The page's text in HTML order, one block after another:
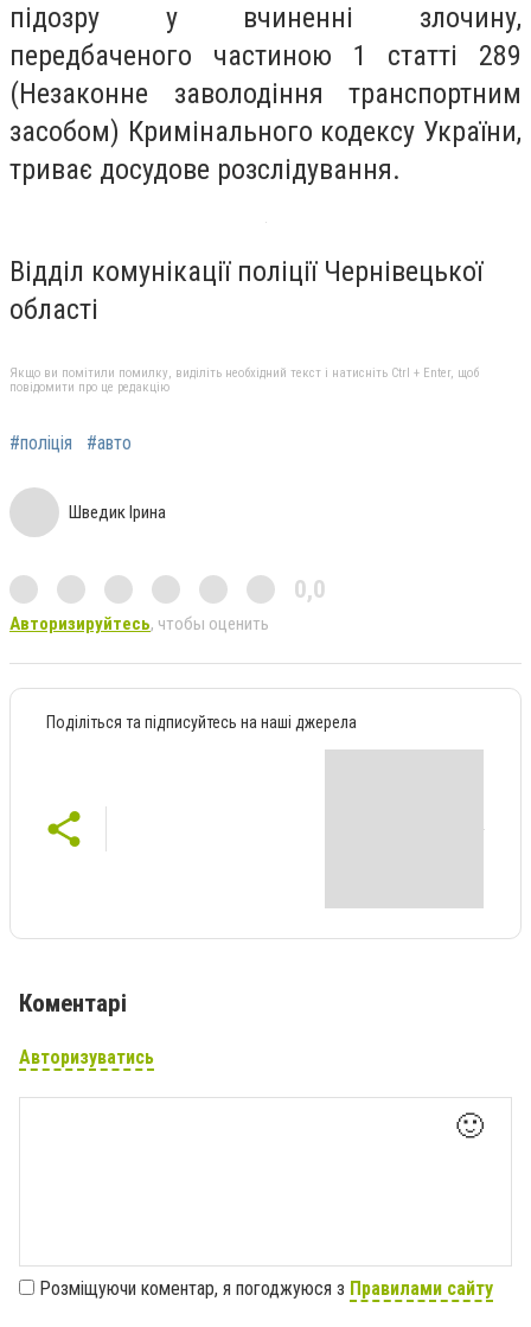
підозру у вчиненні злочину,
передбаченого частиною 1 статті 289
(Незаконне заволодіння транспортним
засобом) Кримінального кодексу України,
триває досудове розслідування.
Відділ комунікації поліції Чернівецької
області
Якщо ви помітили помилку, виділіть необхідний текст і натисніть Ctrl + Enter, щоб
повідомити про це редакцію
#поліція #авто
Шведик Ірина
0,0
Авторизируйтесь, чтобы оценить
Поділіться та підписуйтесь на наші джерела
Коментарі
Авторизуватись
🙂
Розміщуючи коментар, я погоджуюся з Правилами сайту